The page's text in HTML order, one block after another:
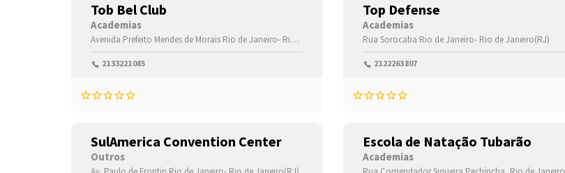
Tob Bel Club
Academias
Avenida Prefeito Mendes de Morais Rio de Janeiro- Rio de Janeiro(RJ)
2133221085
Top Defense
Academias
Rua Sorocaba Rio de Janeiro- Rio de Janeiro(RJ)
2122263807
SulAmerica Convention Center
Outros
Escola de Natação Tubarão
Academias